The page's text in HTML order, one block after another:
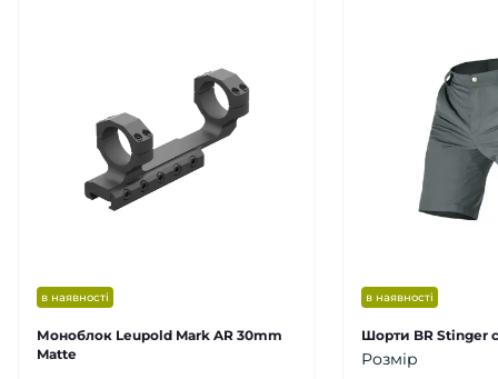
в наявності
Моноблок Leupold Mark AR 30mm
Matte
в наявності
Шорти BR Stinger
Розмір